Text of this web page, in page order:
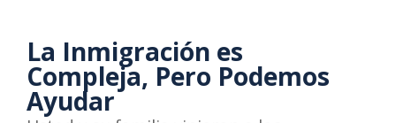
La Inmigración es
Compleja, Pero Podemos
Ayudar